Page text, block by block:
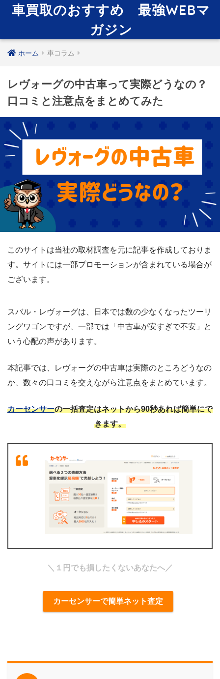
車買取のおすすめ 最強WEBマ
ガジン
ホーム 車コラム
レヴォーグの中古車って実際どうなの？
口コミと注意点をまとめてみた
このサイトは当社の取材調査を元に記事を作成しておりま
す。サイトには一部プロモーションが含まれている場合が
ございます。
スバル・レヴォーグは、日本では数の少なくなったツーリ
ングワゴンですが、一部では「中古車が安すぎで不安」と
いう心配の声があります。
本記事では、レヴォーグの中古車は実際のところどうなの
か、数々の口コミを交えながら注意点をまとめています。
カーセンサーの一括査定はネットから90秒あれば簡単にで
きます。
＼１円でも損したくないあなたへ／
カーセンサーで簡単ネット査定